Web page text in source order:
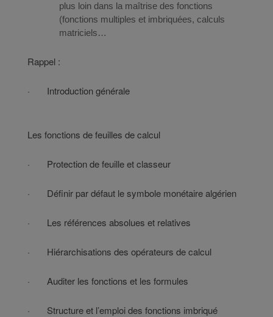
plus loin dans la maîtrise des fonctions
(fonctions multiples et imbriquées, calculs
matriciels…
Rappel :
· Introduction générale
Les fonctions de feuilles de calcul
· Protection de feuille et classeur
· Définir par défaut le symbole monétaire algérien
· Les références absolues et relatives
· Hiérarchisations des opérateurs de calcul
· Auditer les fonctions et les formules
· Structure et l’emploi des fonctions imbriqué